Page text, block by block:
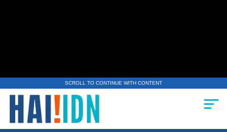
SCROLL TO CONTINUE WITH CONTENT